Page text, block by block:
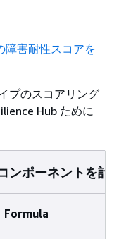
障害耐性スコアを
プのスコアリング
Hub ために
ンポーネントを計
Formula